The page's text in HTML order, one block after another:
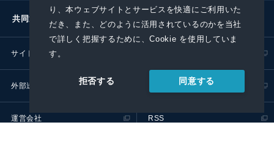
り、本ウェブサイトとサービスを快適にご利用いた
だき、また、どのように活用されているのかを当社
で詳しく把握するために、Cookie を使用していま
す。
拒否する 同意する
共同通信社グループ
サイトポリシー
外部送信ポリシー プレスリリース取扱基準
運営会社 RSS